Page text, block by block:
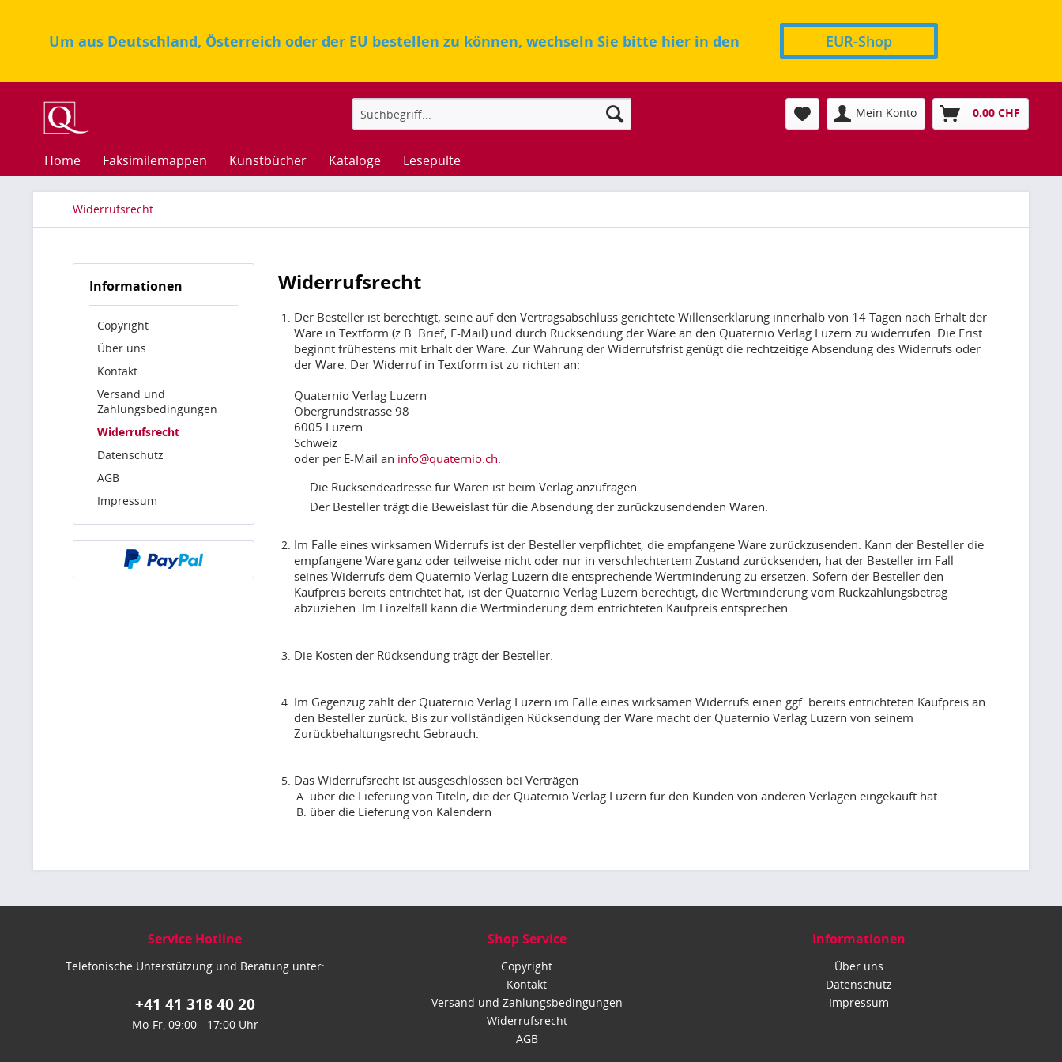
Um aus Deutschland, Österreich oder der EU bestellen zu können, wechseln Sie bitte hier in den EUR-Shop
Mein Konto 0.00 CHF
Home Faksimilemappen Kunstbücher Kataloge Lesepulte
Widerrufsrecht
Informationen
Copyright
Über uns
Kontakt
Versand und
Zahlungsbedingungen
Widerrufsrecht
Datenschutz
AGB
Impressum
Widerrufsrecht
Der Besteller ist berechtigt, seine auf den Vertragsabschluss gerichtete Willenserklärung innerhalb von 14 Tagen nach Erhalt der
Ware in Textform (z.B. Brief, E-Mail) und durch Rücksendung der Ware an den Quaternio Verlag Luzern zu widerrufen. Die Frist
beginnt frühestens mit Erhalt der Ware. Zur Wahrung der Widerrufsfrist genügt die rechtzeitige Absendung des Widerrufs oder
der Ware. Der Widerruf in Textform ist zu richten an:
Quaternio Verlag Luzern
Obergrundstrasse 98
6005 Luzern
Schweiz
oder per E-Mail an info@quaternio.ch.
Die Rücksendeadresse für Waren ist beim Verlag anzufragen.
Der Besteller trägt die Beweislast für die Absendung der zurückzusendenden Waren.
Im Falle eines wirksamen Widerrufs ist der Besteller verpflichtet, die empfangene Ware zurückzusenden. Kann der Besteller die
empfangene Ware ganz oder teilweise nicht oder nur in verschlechtertem Zustand zurücksenden, hat der Besteller im Fall
seines Widerrufs dem Quaternio Verlag Luzern die entsprechende Wertminderung zu ersetzen. Sofern der Besteller den
Kaufpreis bereits entrichtet hat, ist der Quaternio Verlag Luzern berechtigt, die Wertminderung vom Rückzahlungsbetrag
abzuziehen. Im Einzelfall kann die Wertminderung dem entrichteten Kaufpreis entsprechen.
Die Kosten der Rücksendung trägt der Besteller.
Im Gegenzug zahlt der Quaternio Verlag Luzern im Falle eines wirksamen Widerrufs einen ggf. bereits entrichteten Kaufpreis an
den Besteller zurück. Bis zur vollständigen Rücksendung der Ware macht der Quaternio Verlag Luzern von seinem
Zurückbehaltungsrecht Gebrauch.
Das Widerrufsrecht ist ausgeschlossen bei Verträgen
über die Lieferung von Titeln, die der Quaternio Verlag Luzern für den Kunden von anderen Verlagen eingekauft hat
über die Lieferung von Kalendern
Service Hotline
Telefonische Unterstützung und Beratung unter:
+41 41 318 40 20
Mo-Fr, 09:00 - 17:00 Uhr
Shop Service
Copyright
Kontakt
Versand und Zahlungsbedingungen
Widerrufsrecht
AGB
Informationen
Über uns
Datenschutz
Impressum